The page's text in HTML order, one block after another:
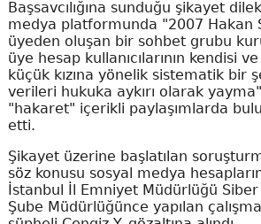
Başsavcılığına sunduğu şikayet
medya platformunda "2007 Hakan
üyeden oluşan bir sohbet grubu
üye hesap kullanıcılarının kendisi
küçük kızına yönelik sistematik bir
verileri hukuka aykırı olarak
"hakaret" içerikli paylaşımlarda
etti.
Şikayet üzerine başlatılan
söz konusu sosyal medya
İstanbul İl Emniyet Müdürlüğü
Şube Müdürlüğünce yapılan